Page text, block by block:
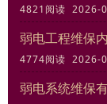
4821阅读 2026-
弱电工程维保
4774阅读 2026-
弱电系统维保